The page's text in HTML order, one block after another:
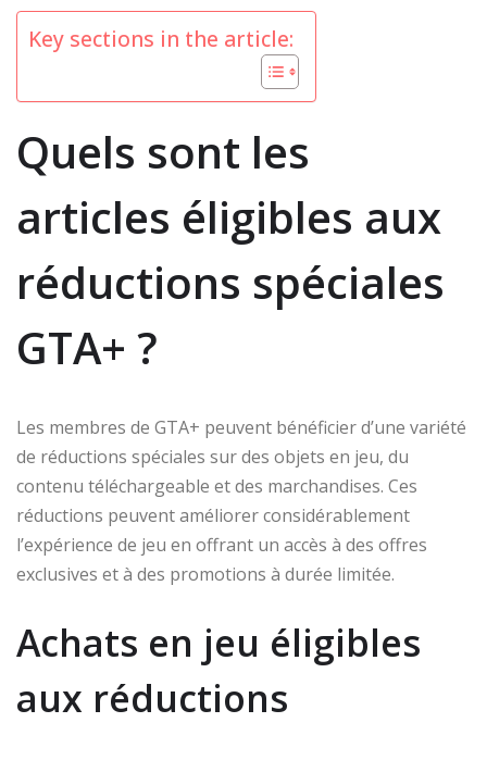
Key sections in the article:
Quels sont les
articles éligibles aux
réductions spéciales
GTA+ ?
Les membres de GTA+ peuvent bénéficier d’une variété
de réductions spéciales sur des objets en jeu, du
contenu téléchargeable et des marchandises. Ces
réductions peuvent améliorer considérablement
l’expérience de jeu en offrant un accès à des offres
exclusives et à des promotions à durée limitée.
Achats en jeu éligibles
aux réductions